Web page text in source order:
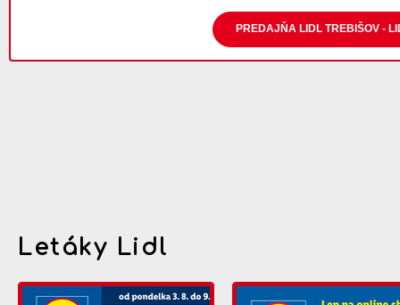
PREDAJŇA LIDL TREBIŠOV -
Letáky Lidl